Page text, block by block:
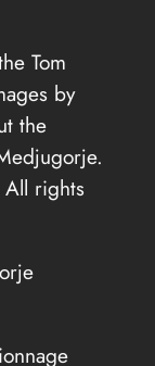
Tom
by
the
rights